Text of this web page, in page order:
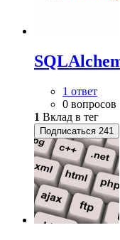
1 ответ
0 вопросов
1 Вклад в тег
Подписаться 241